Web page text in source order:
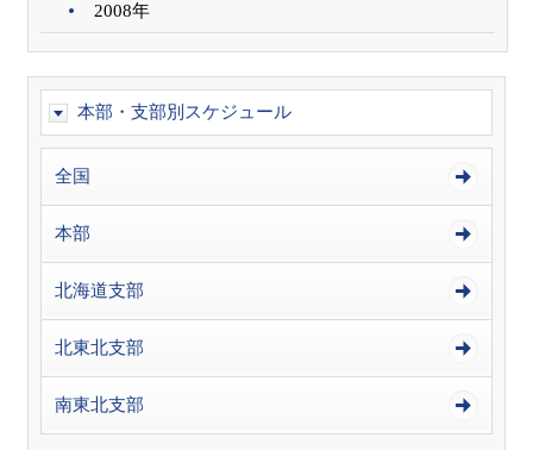
2008年
本部・支部別スケジュール
全国
本部
北海道支部
北東北支部
南東北支部